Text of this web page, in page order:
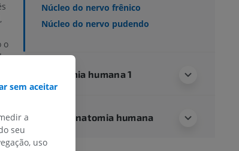
o
ao
Núcleo do nervo frênico
Núcleo do nervo pudendo
Anatomia humana 1
Neuroanatomia humana
sem aceitar
a
seu
uso